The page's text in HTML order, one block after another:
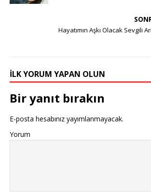
Hayatımın Aşkı Olacak Sevgili
İLK YORUM YAPAN OLUN
Bir yanıt bırakın
E-posta hesabınız yayımlanmayacak.
Yorum